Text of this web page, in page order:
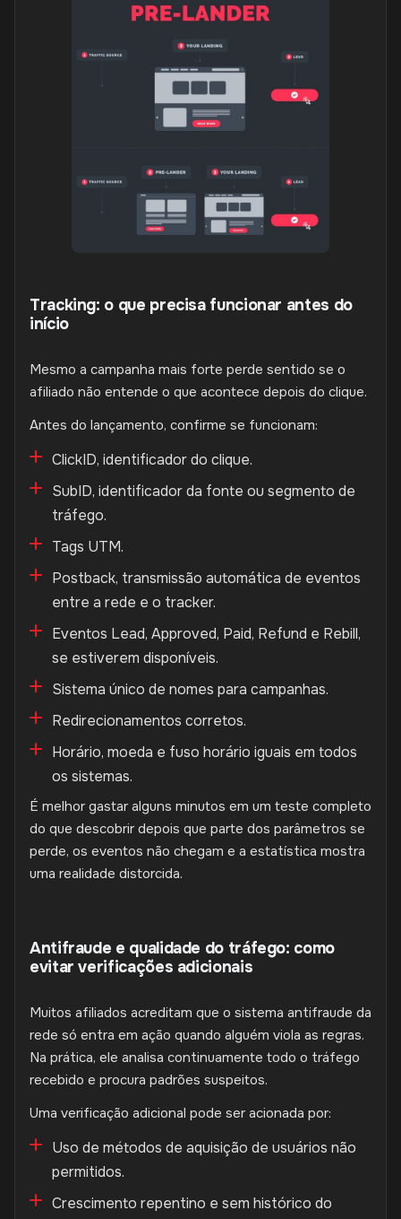
Tracking: o que precisa funcionar antes do
início
Mesmo a campanha mais forte perde sentido se o
afiliado não entende o que acontece depois do clique.
Antes do lançamento, confirme se funcionam:
ClickID, identificador do clique.
SubID, identificador da fonte ou segmento de
tráfego.
Tags UTM.
Postback, transmissão automática de eventos
entre a rede e o tracker.
Eventos Lead, Approved, Paid, Refund e Rebill,
se estiverem disponíveis.
Sistema único de nomes para campanhas.
Redirecionamentos corretos.
Horário, moeda e fuso horário iguais em todos
os sistemas.
É melhor gastar alguns minutos em um teste completo
do que descobrir depois que parte dos parâmetros se
perde, os eventos não chegam e a estatística mostra
uma realidade distorcida.
Antifraude e qualidade do tráfego: como
evitar verificações adicionais
Muitos afiliados acreditam que o sistema antifraude da
rede só entra em ação quando alguém viola as regras.
Na prática, ele analisa continuamente todo o tráfego
recebido e procura padrões suspeitos.
Uma verificação adicional pode ser acionada por:
Uso de métodos de aquisição de usuários não
permitidos.
Crescimento repentino e sem histórico do